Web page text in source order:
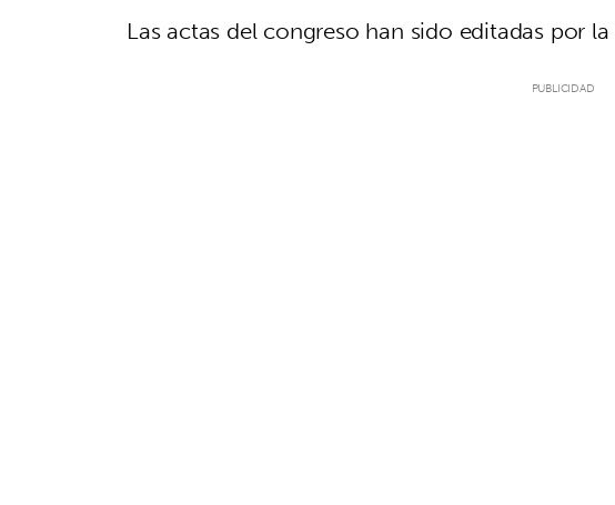
Las actas del congreso han sido editadas por la